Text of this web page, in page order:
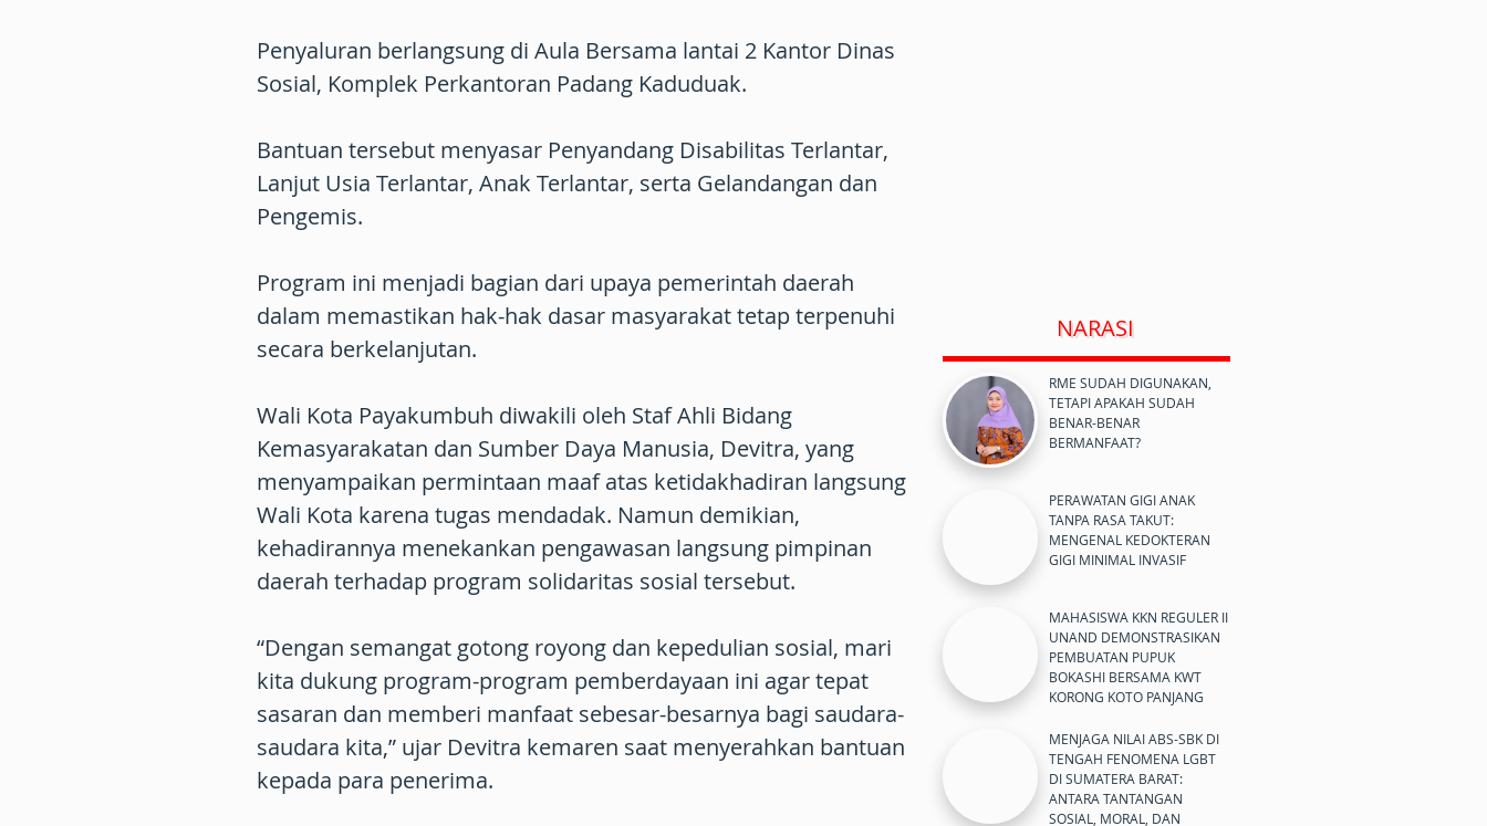
Penyaluran berlangsung di Aula Bersama lantai 2 Kantor Dinas
Sosial, Komplek Perkantoran Padang Kaduduak.
Bantuan tersebut menyasar Penyandang Disabilitas Terlantar,
Lanjut Usia Terlantar, Anak Terlantar, serta Gelandangan dan
Pengemis.
Program ini menjadi bagian dari upaya pemerintah daerah
dalam memastikan hak-hak dasar masyarakat tetap terpenuhi
secara berkelanjutan.
Wali Kota Payakumbuh diwakili oleh Staf Ahli Bidang
Kemasyarakatan dan Sumber Daya Manusia, Devitra, yang
menyampaikan permintaan maaf atas ketidakhadiran langsung
Wali Kota karena tugas mendadak. Namun demikian,
kehadirannya menekankan pengawasan langsung pimpinan
daerah terhadap program solidaritas sosial tersebut.
“Dengan semangat gotong royong dan kepedulian sosial, mari
kita dukung program-program pemberdayaan ini agar tepat
sasaran dan memberi manfaat sebesar-besarnya bagi saudara-
saudara kita,” ujar Devitra kemaren saat menyerahkan bantuan
kepada para penerima.
NARASI
RME SUDAH DIGUNAKAN,
TETAPI APAKAH SUDAH
BENAR-BENAR
BERMANFAAT?
PERAWATAN GIGI ANAK
TANPA RASA TAKUT:
MENGENAL KEDOKTERAN
GIGI MINIMAL INVASIF
MAHASISWA KKN REGULER II
UNAND DEMONSTRASIKAN
PEMBUATAN PUPUK
BOKASHI BERSAMA KWT
KORONG KOTO PANJANG
MENJAGA NILAI ABS-SBK DI
TENGAH FENOMENA LGBT
DI SUMATERA BARAT:
ANTARA TANTANGAN
SOSIAL, MORAL, DAN